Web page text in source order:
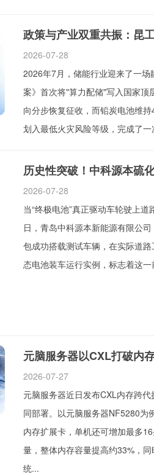
政策与产业双重共振：昆
2026-07-28
2026年7月，储能行业迎来了一场
案》首次将"算力配储"写入国家顶
向分步恢复征收，而铅炭电池维
划入最低火灾风险等级，完成了
历史性突破！中科源本硫
2026-07-28
当“终极电池”真正驱动车轮驶上
日，青岛中科源本新能源有限公
包成功搭载测试车辆，在实际道
态电池装车运行实例，标志着这
元脑服务器以CXL打破内
2026-07-27
元脑服务器近日发布CXL内存跨
同部署。以元脑服务器NF5280为
内存扩展卡，单机还可增加最多
量，整体内存容量提高约33%，
统...